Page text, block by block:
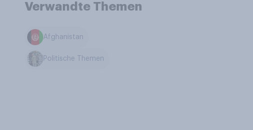
Verwandte Themen
Afghanistan
Politische Themen